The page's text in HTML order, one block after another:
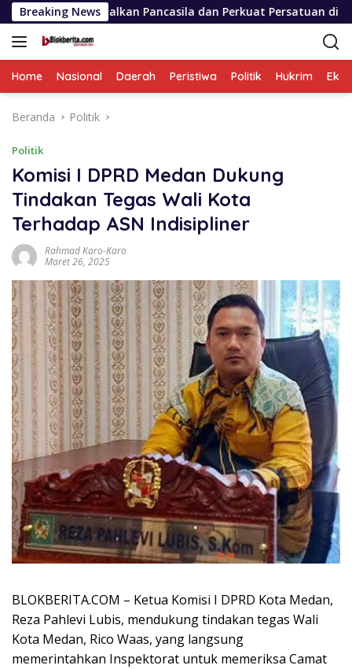
Langsung
ke
konten
Breaking News
Pancasila dan Perkuat Persatuan di Tengah
Home Nasional Daerah Peristiwa Politik Hukrim
Beranda Politik
Politik
Komisi I DPRD Medan Dukung
Tindakan Tegas Wali Kota
Terhadap ASN Indisipliner
Rahmad Karo-Karo
Maret 26, 2025
BLOKBERITA.COM – Ketua Komisi I DPRD Kota Medan,
Reza Pahlevi Lubis, mendukung tindakan tegas Wali
Kota Medan, Rico Waas, yang langsung
memerintahkan Inspektorat untuk memeriksa Camat